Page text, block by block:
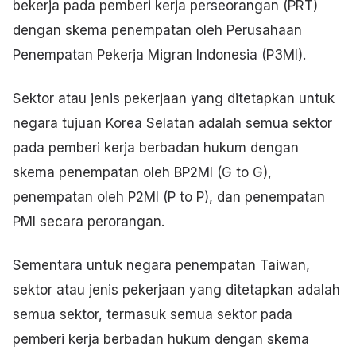
bekerja pada pemberi kerja perseorangan (PRT)
dengan skema penempatan oleh Perusahaan
Penempatan Pekerja Migran Indonesia (P3MI).
Sektor atau jenis pekerjaan yang ditetapkan untuk
negara tujuan Korea Selatan adalah semua sektor
pada pemberi kerja berbadan hukum dengan
skema penempatan oleh BP2MI (G to G),
penempatan oleh P2MI (P to P), dan penempatan
PMI secara perorangan.
Sementara untuk negara penempatan Taiwan,
sektor atau jenis pekerjaan yang ditetapkan adalah
semua sektor, termasuk semua sektor pada
pemberi kerja berbadan hukum dengan skema